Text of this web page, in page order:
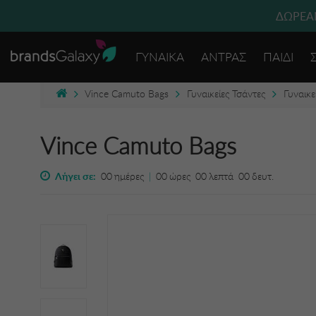
ΓΥΝΑΙΚΑ ΑΝΤΡΑΣ ΠΑΙΔΙ
Vince Camuto Bags Γυναικείες Τσάντες
Vince Camuto Bags
Λήγει σε: 00ημέρες | 00 ώρες 00λεπτά 00 δευτ.